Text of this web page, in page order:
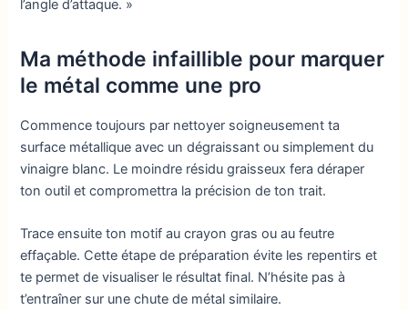
l’angle d’attaque. »
Ma méthode infaillible pour marquer
le métal comme une pro
Commence toujours par nettoyer soigneusement ta
surface métallique avec un dégraissant ou simplement du
vinaigre blanc. Le moindre résidu graisseux fera déraper
ton outil et compromettra la précision de ton trait.
Trace ensuite ton motif au crayon gras ou au feutre
effaçable. Cette étape de préparation évite les repentirs et
te permet de visualiser le résultat final. N’hésite pas à
t’entraîner sur une chute de métal similaire.